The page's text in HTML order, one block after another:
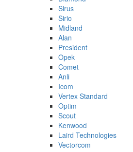
Sirus
Sirio
Midland
Alan
President
Opek
Comet
Anli
Icom
Vertex Standard
Optim
Scout
Kenwood
Laird Technologies
Vectorcom